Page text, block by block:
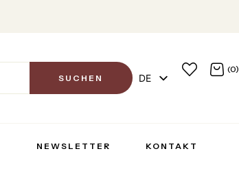
SUCHEN DE
(0)
NEWSLETTER KONTAKT